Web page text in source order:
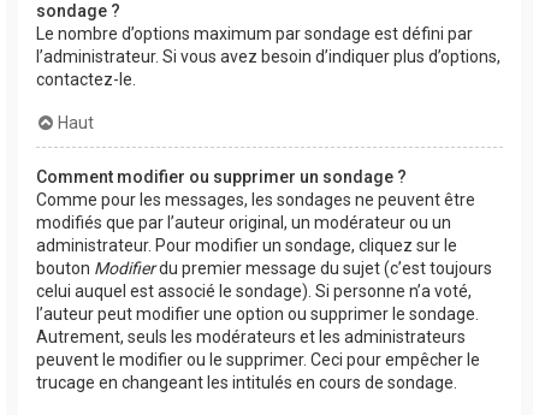
sondage ?
Le nombre d’options maximum par sondage est défini par
l’administrateur. Si vous avez besoin d’indiquer plus d’options,
contactez-le.
Haut
Comment modifier ou supprimer un sondage ?
Comme pour les messages, les sondages ne peuvent être
modifiés que par l’auteur original, un modérateur ou un
administrateur. Pour modifier un sondage, cliquez sur le
bouton Modifierdu premier message du sujet (c’est toujours
celui auquel est associé le sondage). Si personne n’a voté,
l’auteur peut modifier une option ou supprimer le sondage.
Autrement, seuls les modérateurs et les administrateurs
peuvent le modifier ou le supprimer. Ceci pour empêcher le
trucage en changeant les intitulés en cours de sondage.